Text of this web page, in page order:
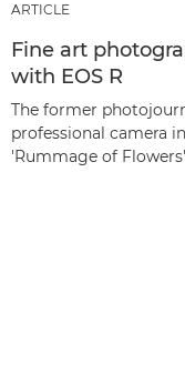
ARTICLE
Fine art
with EOS R
The former
professional camera
'Rummage of